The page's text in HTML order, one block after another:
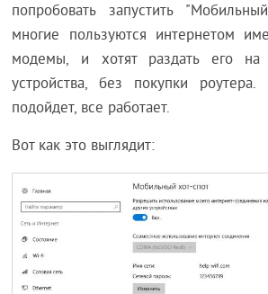
попробовать запустить
многие пользуются интернетом
модемы, и хотят раздать его на
устройства, без покупки
подойдет, все работает.
Вот как это выглядит: